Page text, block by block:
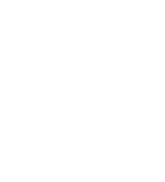
健康づくり
岐阜支部では、職場の健康づくりを